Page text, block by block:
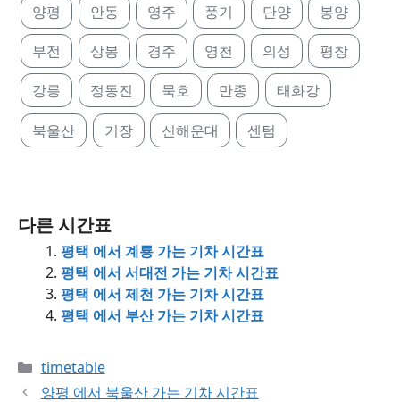
양평 안동 영주 풍기 단양 봉양
부전 상봉 경주 영천 의성 평창
강릉 정동진 묵호 만종 태화강
북울산 기장 신해운대 센텀
다른 시간표
평택 에서 계룡 가는 기차 시간표
평택 에서 서대전 가는 기차 시간표
평택 에서 제천 가는 기차 시간표
평택 에서 부산 가는 기차 시간표
Categories
timetable
양평 에서 북울산 가는 기차 시간표